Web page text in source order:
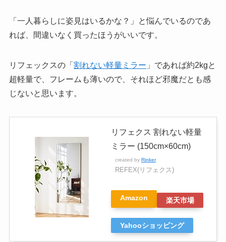
「一人暮らしに姿見はいるかな？」と悩んでいるのであ
れば、間違いなく買ったほうがいいです。
リフェックスの「 割れない軽量ミラー 」であれば約2kgと
超軽量で、フレームも薄いので、それほど邪魔だとも感
じないと思います。
リフェクス 割れない軽量
ミラー (150cm×60cm)
created by Rinker
REFEX(リフェクス)
Amazon 楽天市場
Yahooショッピング